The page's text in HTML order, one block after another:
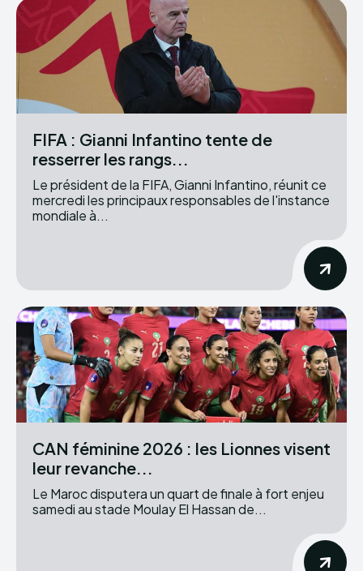
FIFA : Gianni Infantino tente de
resserrer les rangs...
Le président de la FIFA, Gianni Infantino, réunit ce
mercredi les principaux responsables de l'instance
mondiale à...
CAN féminine 2026 : les Lionnes visent
leur revanche...
Le Maroc disputera un quart de finale à fort enjeu
samedi au stade Moulay El Hassan de...